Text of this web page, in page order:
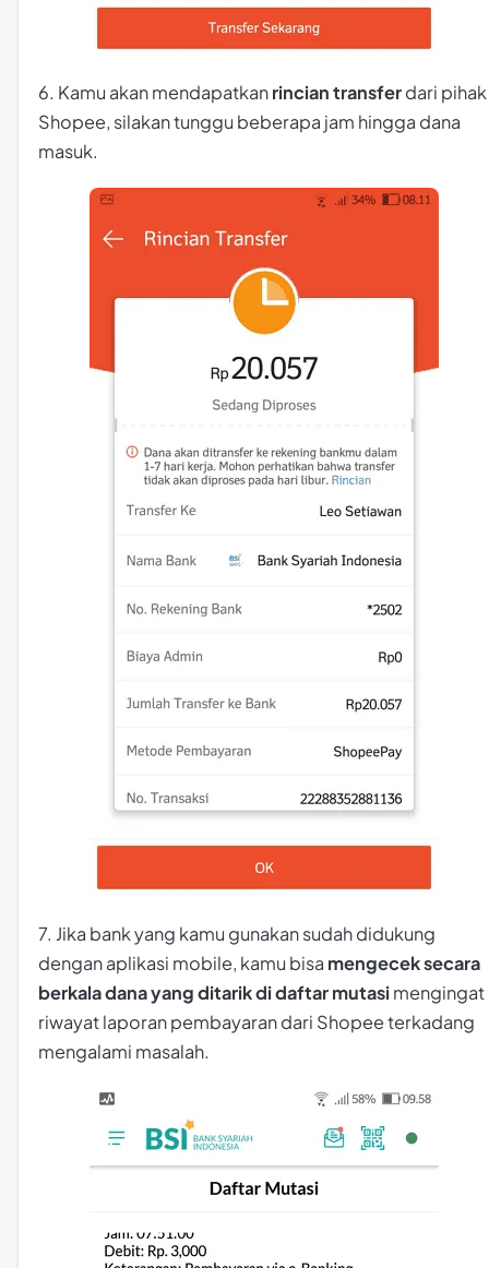
6. Kamu akan mendapatkanrincian transferdari pihak
Shopee, silakan tunggu beberapa jam hingga dana
masuk.
7. Jika bank yang kamu gunakan sudah didukung
dengan aplikasi mobile, kamu bisa mengecek secara
berkala dana yang ditarik di daftar mutasimengingat
riwayat laporan pembayaran dari Shopee terkadang
mengalami masalah.